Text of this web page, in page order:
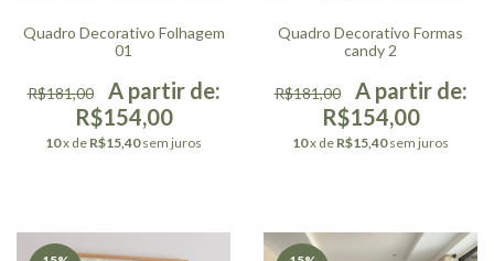
Quadro Decorativo Folhagem
01
R$181,00
R$154,00
10x de R$15,40 sem juros
Quadro Decorativo Formas
candy 2
R$181,00
R$154,00
10x de R$15,40 sem juros